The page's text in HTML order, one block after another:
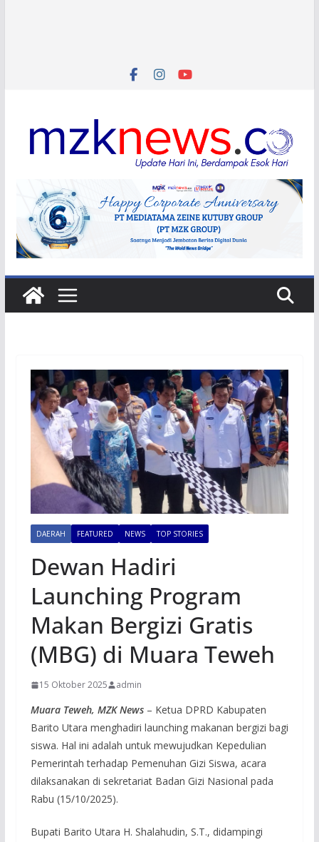
DAERAH FEATURED NEWS TOP STORIES
Dewan Hadiri
Launching Program
Makan Bergizi Gratis
(MBG) di Muara Teweh
15 Oktober 2025 admin
Muara Teweh, MZK News– Ketua DPRD Kabupaten
Barito Utara menghadiri launching makanan bergizi bagi
siswa. Hal ini adalah untuk mewujudkan Kepedulian
Pemerintah terhadap Pemenuhan Gizi Siswa, acara
dilaksanakan di sekretariat Badan Gizi Nasional pada
Rabu (15/10/2025).
Bupati Barito Utara H. Shalahudin, S.T., didampingi